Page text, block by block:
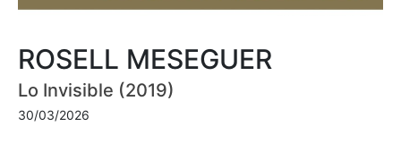
ROSELL MESEGUER
Lo Invisible (2019)
30/03/2026